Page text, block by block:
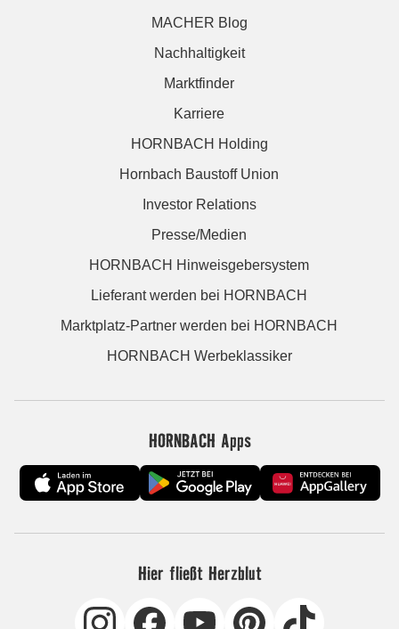
MACHER Blog
Nachhaltigkeit
Marktfinder
Karriere
HORNBACH Holding
Hornbach Baustoff Union
Investor Relations
Presse/Medien
HORNBACH Hinweisgebersystem
Lieferant werden bei HORNBACH
Marktplatz-Partner werden bei HORNBACH
HORNBACH Werbeklassiker
HORNBACH Apps
Hier fließt Herzblut